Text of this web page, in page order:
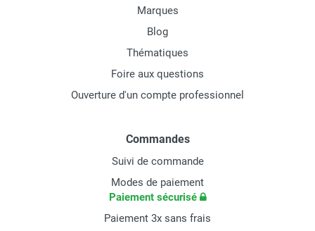
Marques
Blog
Thématiques
Foire aux questions
Ouverture d'un compte professionnel
Commandes
Suivi de commande
Modes de paiement
Paiement sécurisé
Paiement 3x sans frais